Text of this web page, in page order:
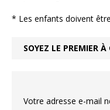
* Les enfants doivent
SOYEZ LE PREMIER
Votre adresse e-mail